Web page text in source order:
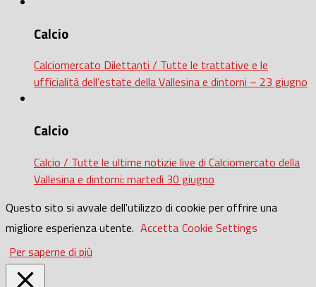
Calcio
Calciomercato Dilettanti / Tutte le trattative e le
ufficialità dell’estate della Vallesina e dintorni – 23 giugno
Calcio
Calcio / Tutte le ultime notizie live di Calciomercato della
Vallesina e dintorni: martedì 30 giugno
Questo sito si avvale dell'utilizzo di cookie per offrire una
migliore esperienza utente. Accetta Cookie Settings
Per saperne di più